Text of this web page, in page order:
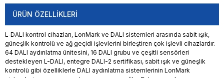
ÜRÜN ÖZELLIKLERI
L‑DALI kontrol cihazları, LonMark ve DALI sistemleri arasında sabit ışık,
güneşlik kontrolü ve ağ geçidi işlevlerini birleştiren çok işlevli cihazlardır.
64 DALI aydınlatma ünitesini, 16 DALI grubu ve çeşitli sensörleri
destekleyen L-DALI, entegre DALI-2 sertifikası, sabit ışık ve güneşlik
kontrolü gibi özelliklerle DALI aydınlatma sistemlerinin LonMark